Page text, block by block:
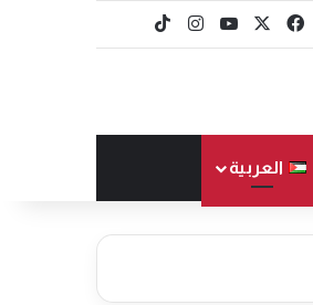
فيسبوك ‫YouTubeانستقرام
العربية